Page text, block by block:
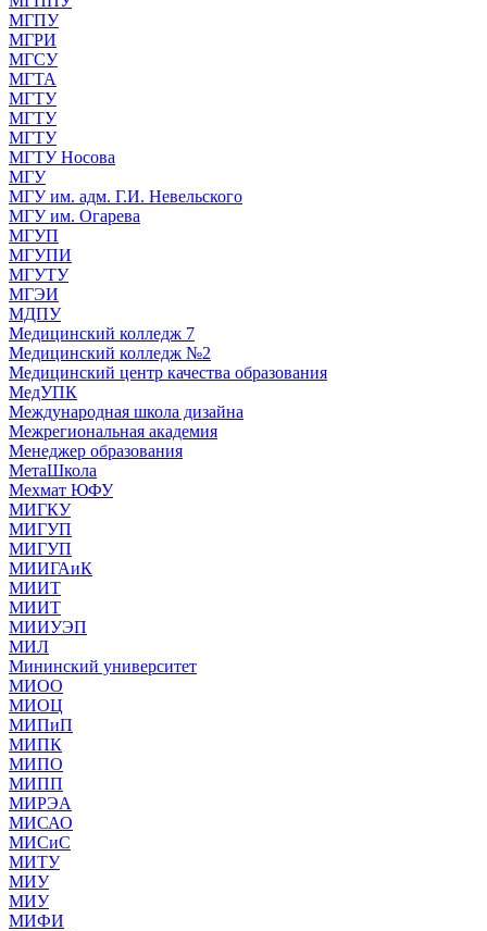
МГПУ
МГРИ
МГСУ
МГТА
МГТУ
МГТУ
МГТУ
МГТУ Носова
МГУ
МГУ им. адм. Г.И. Невельского
МГУ им. Огарева
МГУП
МГУПИ
МГУТУ
МГЭИ
МДПУ
Медицинский колледж 7
Медицинский колледж №2
Медицинский центр качества образования
МедУПК
Международная школа дизайна
Межрегиональная академия
Менеджер образования
МетаШкола
Мехмат ЮФУ
МИГКУ
МИГУП
МИГУП
МИИГАиК
МИИТ
МИИТ
МИИУЭП
МИЛ
Мининский университет
МИОО
МИОЦ
МИПиП
МИПК
МИПО
МИПП
МИРЭА
МИСАО
МИСиС
МИТУ
МИУ
МИУ
МИФИ